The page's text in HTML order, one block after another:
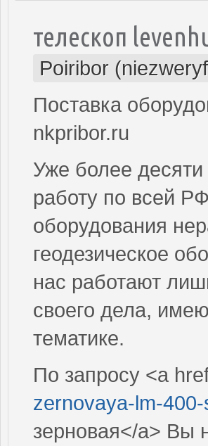
телескоп
Poiribor
Поставка
nkpribor.ru
Уже более
работу по всей
оборудования
геодезическое
нас работают
своего дела,
тематике.
По запросу <a
zernovaya-lm-
зерновая</a> Вы